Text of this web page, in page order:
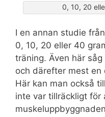
0, 10, 20
I en annan studie
0, 10, 20 eller 40
träning. Även här
och därefter mest en
Här kan man också
inte var tillräckligt för